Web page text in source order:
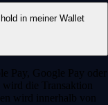
in meiner Wallet
Pay, Google Pay oder
die Transaktion
wird innerhalb von